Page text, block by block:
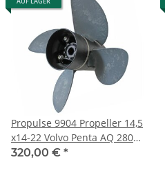
Propulse 9904 Propeller 14,5
x14-22 Volvo Penta AQ 280
290 SP 100-300PS 17Zähne
320,00 € *